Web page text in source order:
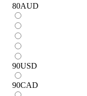
80AUD
90USD
90CAD